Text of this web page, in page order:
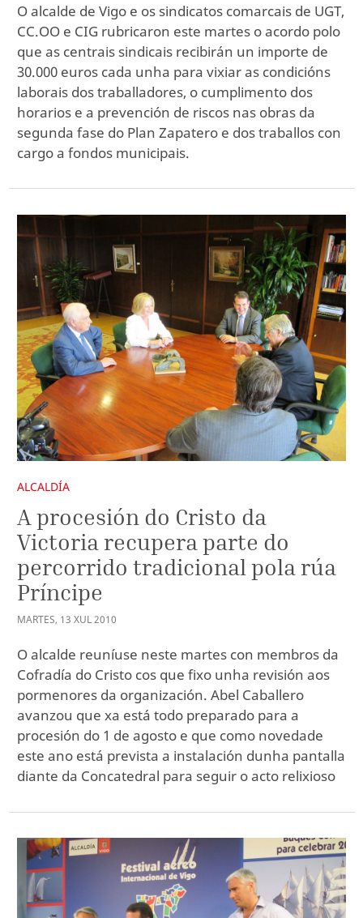
O alcalde de Vigo e os sindicatos comarcais de UGT,
CC.OO e CIG rubricaron este martes o acordo polo
que as centrais sindicais recibirán un importe de
30.000 euros cada unha para vixiar as condicións
laborais dos traballadores, o cumplimento dos
horarios e a prevención de riscos nas obras da
segunda fase do Plan Zapatero e dos traballos con
cargo a fondos municipais.
ALCALDÍA
A procesión do Cristo da
Victoria recupera parte do
percorrido tradicional pola rúa
Príncipe
MARTES, 13 XUL2010
O alcalde reuníuse neste martes con membros da
Cofradía do Cristo cos que fixo unha revisión aos
pormenores da organización. Abel Caballero
avanzou que xa está todo preparado para a
procesión do 1 de agosto e que como novedade
este ano está prevista a instalación dunha pantalla
diante da Concatedral para seguir o acto relixioso